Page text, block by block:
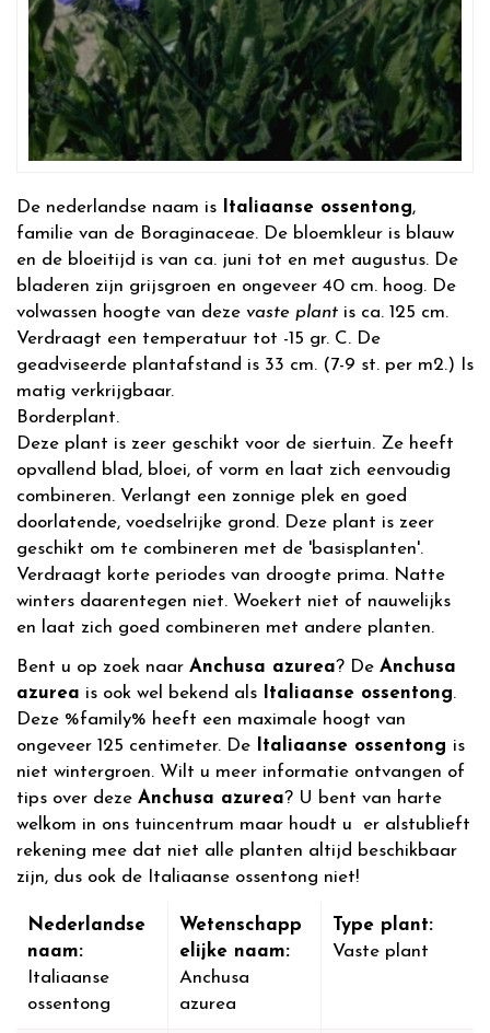
De nederlandse naam is Italiaanse ossentong,
familie van de Boraginaceae. De bloemkleur is blauw
en de bloeitijd is van ca. juni tot en met augustus. De
bladeren zijn grijsgroen en ongeveer 40 cm. hoog. De
volwassen hoogte van deze vaste plant is ca. 125 cm.
Verdraagt een temperatuur tot -15 gr. C. De
geadviseerde plantafstand is 33 cm. (7-9 st. per m2.) Is
matig verkrijgbaar.
Borderplant.
Deze plant is zeer geschikt voor de siertuin. Ze heeft
opvallend blad, bloei, of vorm en laat zich eenvoudig
combineren. Verlangt een zonnige plek en goed
doorlatende, voedselrijke grond. Deze plant is zeer
geschikt om te combineren met de 'basisplanten'.
Verdraagt korte periodes van droogte prima. Natte
winters daarentegen niet. Woekert niet of nauwelijks
en laat zich goed combineren met andere planten.
Bent u op zoek naar Anchusa azurea? De Anchusa
azurea is ook wel bekend als Italiaanse ossentong.
Deze %family% heeft een maximale hoogt van
ongeveer 125 centimeter. De
Italiaanse ossentong is
niet wintergroen. Wilt u meer informatie ontvangen of
tips over deze Anchusa azurea? U bent van harte
welkom in ons tuincentrum maar houdt u er alstublieft
rekening mee dat niet alle planten altijd beschikbaar
zijn, dus ook de Italiaanse ossentong niet!
Nederlandse
naam:
Italiaanse
ossentong
Wetenschapp
elijke naam:
Anchusa
azurea
Type plant:
Vaste plant